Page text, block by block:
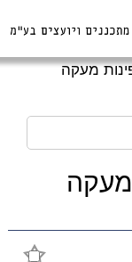
מעקה
מעקה